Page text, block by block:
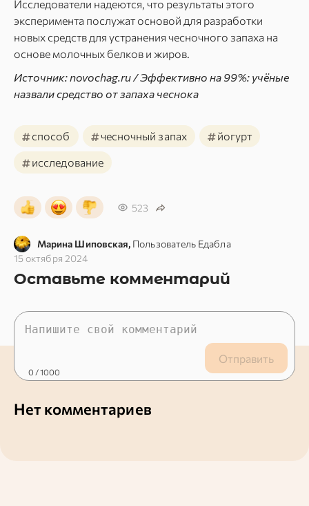
Исследователи надеются, что результаты этого
эксперимента послужат основой для разработки
новых средств для устранения чесночного запаха на
основе молочных белков и жиров.
Источник: novochag.ru / Эффективно на 99%: учёные
назвали средство от запаха чеснока
#способ #чесночный запах #йогурт
#исследование
523
Марина Шиповская, Пользователь Едабла
15 октября 2024
Оставьте комментарий
Отправить
0 / 1000
Нет комментариев